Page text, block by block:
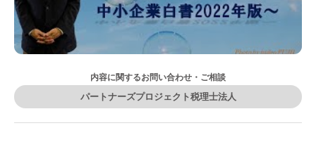
内容に関するお問い合わせ・ご相談
パートナーズプロジェクト税理士法人